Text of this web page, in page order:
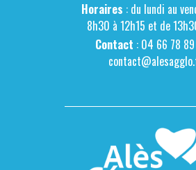
Horaires : du lundi au
8h30 à 12h15 et de
Contact : 04 66 78